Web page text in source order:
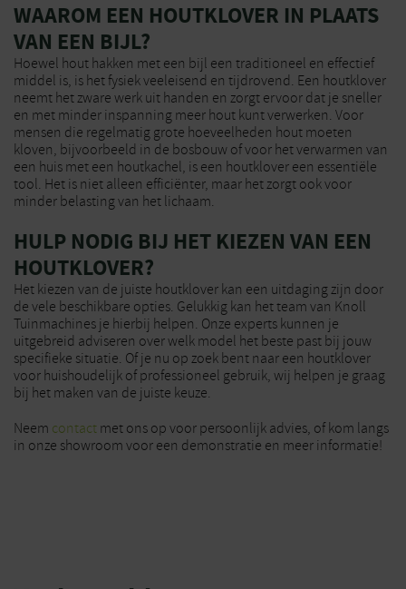
WAAROM EEN HOUTKLOVER IN PLAATS
VAN EEN BIJL?
Hoewel hout hakken met een bijl een traditioneel en effectief
middel is, is het fysiek veeleisend en tijdrovend. Een houtklover
neemt het zware werk uit handen en zorgt ervoor dat je sneller
en met minder inspanning meer hout kunt verwerken. Voor
mensen die regelmatig grote hoeveelheden hout moeten
kloven, bijvoorbeeld in de bosbouw of voor het verwarmen van
een huis met een houtkachel, is een houtklover een essentiële
tool. Het is niet alleen efficiënter, maar het zorgt ook voor
minder belasting van het lichaam.
HULP NODIG BIJ HET KIEZEN VAN EEN
HOUTKLOVER?
Het kiezen van de juiste houtklover kan een uitdaging zijn door
de vele beschikbare opties. Gelukkig kan het team van Knoll
Tuinmachines je hierbij helpen. Onze experts kunnen je
uitgebreid adviseren over welk model het beste past bij jouw
specifieke situatie. Of je nu op zoek bent naar een houtklover
voor huishoudelijk of professioneel gebruik, wij helpen je graag
bij het maken van de juiste keuze.
Neem contact met ons op voor persoonlijk advies, of kom langs
in onze showroom voor een demonstratie en meer informatie!